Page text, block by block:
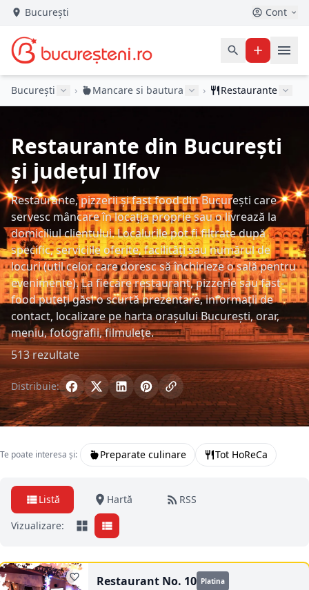
București Cont
București › Mancare si bautura › Restaurante
Restaurante din București
și județul Ilfov
Restaurante, pizzerii și fast food din București care
servesc mâncare în locația proprie sau o livrează la
domiciliul clientului. Localurile pot fi filtrate după
specific, serviciile oferite, facilități sau numărul de
locuri (util celor care doresc să închirieze o sală pentru
evenimente). La fiecare restaurant, pizzerie sau fast-
food puteți găsi o scurtă prezentare, informații de
contact, localizare pe harta orașului București, orar,
meniu, fotografii, filmulețe.
513 rezultate
Distribuie:
Te poate interesa și: Preparate culinare Tot HoReCa
Listă Hartă
RSS
Vizualizare:
Restaurant No. 10 Platina